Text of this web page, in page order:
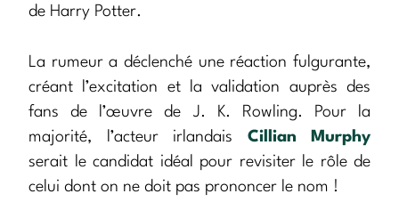
de Harry Potter.
La rumeur a déclenché une réaction fulgurante,
créant l’excitation et la validation auprès des
fans de l’œuvre de J. K. Rowling. Pour la
majorité, l’acteur irlandais Cillian Murphy
serait le candidat idéal pour revisiter le rôle de
celui dont on ne doit pas prononcer le nom !